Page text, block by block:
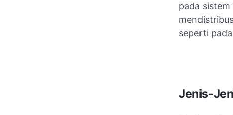
pada
seperti
Jenis-